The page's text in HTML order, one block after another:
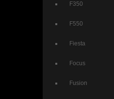
F350
F550
Fiesta
Focus
Fusion